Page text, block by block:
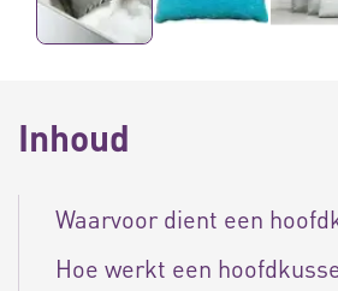
Inhoud
Waarvoor dient een
Hoe werkt een